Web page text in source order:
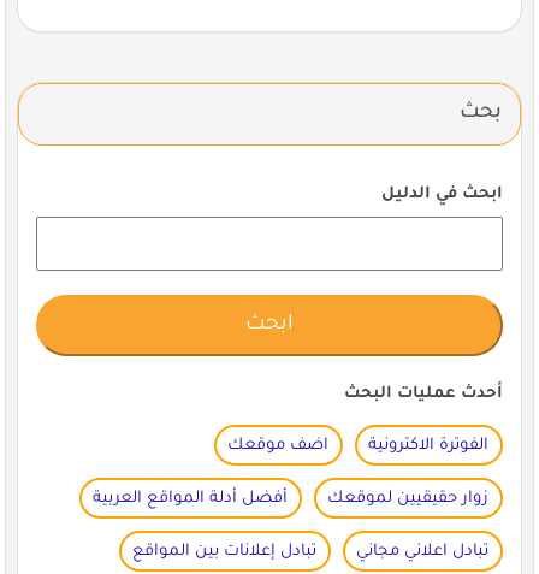
بحث
ابحث في الدليل
أحدث عمليات البحث
الفوترة الاكترونية اضف موقعك
زوار حقيقيين لموقعك أفضل أدلة المواقع العربية
تبادل اعلاني مجاني تبادل إعلانات بين المواقع